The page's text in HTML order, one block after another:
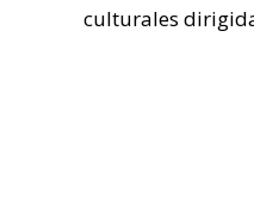
culturales